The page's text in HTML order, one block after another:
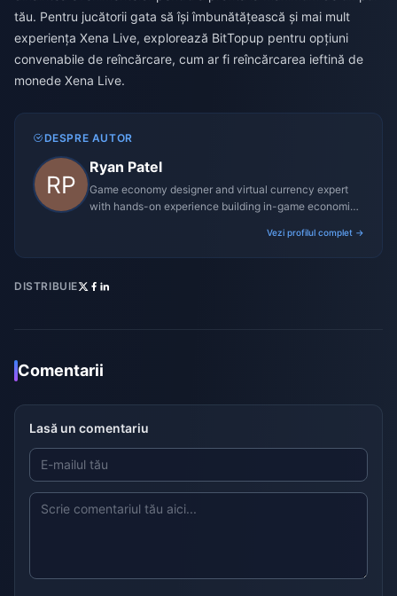
tău. Pentru jucătorii gata să își îmbunătățească și mai mult
experiența Xena Live, explorează BitTopup pentru opțiuni
convenabile de reîncărcare, cum ar fi reîncărcarea ieftină de
monede Xena Live.
DESPRE AUTOR
Ryan Patel
Game economy designer and virtual currency expert
with hands-on experience building in-game economies
Vezi profilul complet →
DISTRIBUIE
Comentarii
Lasă un comentariu